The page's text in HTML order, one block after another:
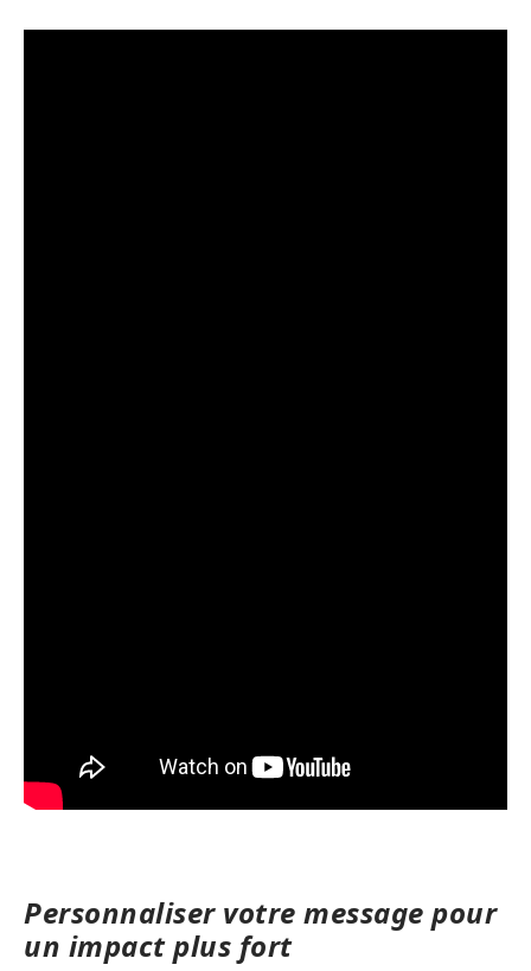
Personnaliser votre message pour
un impact plus fort